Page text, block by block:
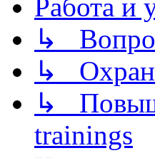
Работа и
↳
↳
↳
trainings